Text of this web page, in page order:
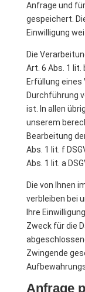
Anfrage und
gespeichert.
Einwilligung
Die
Art. 6 Abs. 1 lit.
Erfüllung
Durchführung
ist. In allen
unserem
Bearbeitung
Abs. 1 lit. f
Abs. 1 lit. a
Die von Ihnen
verbleiben bei
Ihre
Zweck für die
Zwingende
Anfrage